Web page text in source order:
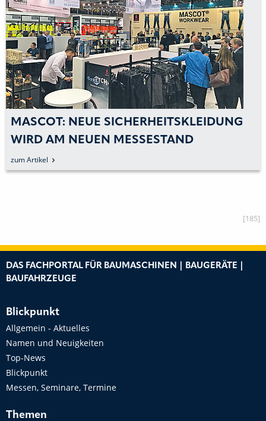
MASCOT: NEUE SICHERHEITSKLEIDUNG
WIRD AM NEUEN MESSESTAND
VORGESTELLT
zum Artikel
[185]
DAS FACHPORTAL FÜR BAUMASCHINEN | BAUGERÄTE |
BAUFAHRZEUGE
Blickpunkt
Allgemein - Aktuelles
Namen und Neuigkeiten
Top-News
Blickpunkt
Messen, Seminare, Termine
Themen